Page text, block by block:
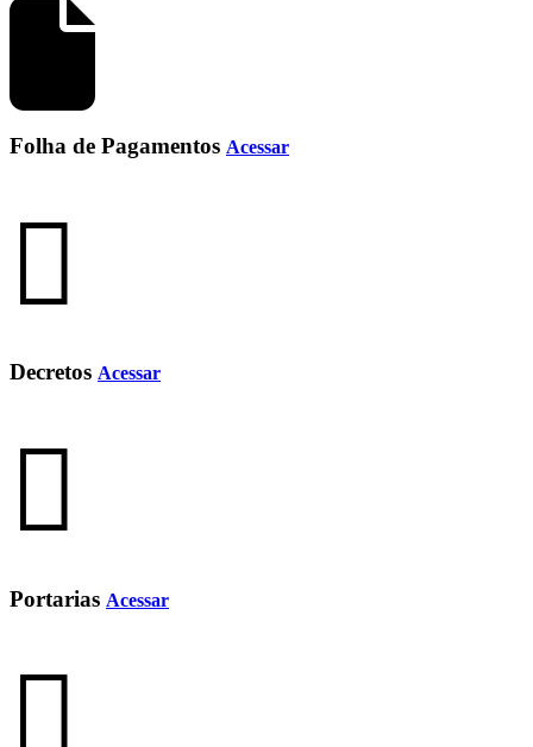
Folha de Pagamentos Acessar
Decretos Acessar
Portarias Acessar